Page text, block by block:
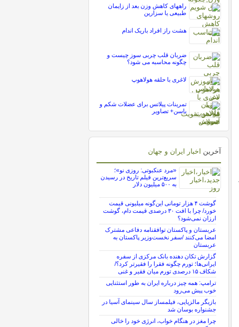
راههای کاهش وزن بعد از زایمان
طبیعی یا سزارین
هشت راز افراد باريک اندام
ضربان قلب چربی سوز چیست و
چگونه محاسبه می شود؟
لاغری با حلقه هولاهوپ
تمرینات پیلاتس برای عضلات شکم و
باسن+ تصاویر
آخرین اخبار ایران و جهان
«مرد عنکبوتی: روزی نو»؛
سریع‌ترین فیلم تاریخ در رسیدن
به ۵۰۰ میلیون دلار
گوشت ۴ هزار تومانی این‌گونه میلیونی قیمت
خورد/ چرا با افت ۳۰ درصدی قیمت دام، گوشت
ارزان نمی‌شود؟
عربستان و پاکستان توافقنامه دفاعی مشترک
امضا می‌کنند /سفر نخست‌وزیر پاکستان به
عربستان
گزارش تکان‌ دهنده بانک مرکزی از سفره
ایرانی‌ها؛ تورم چگونه فقرا را فقیرتر کرد؟/
شکاف ۱۵ درصدی تورم میان فقیر و غنی
ترامپ: همه چیز درباره ایران به طور استثنایی
خوب پیش می‌رود
بازیگر مالزیایی، فیلمساز سال سینمای آسیا در
جشنواره بوسان شد
چرا مغز در هنگام خواب، انرژی خود را خالی